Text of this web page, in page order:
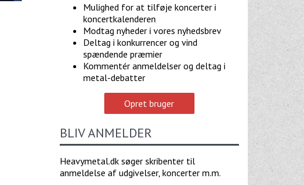
Mulighed for at tilføje koncerter i
koncertkalenderen
Modtag nyheder i vores nyhedsbrev
Deltag i konkurrencer og vind
spændende præmier
Kommentér anmeldelser og deltag i
metal-debatter
Opret bruger
BLIV ANMELDER
Heavymetal.dk søger skribenter til
anmeldelse af udgivelser, koncerter m.m.